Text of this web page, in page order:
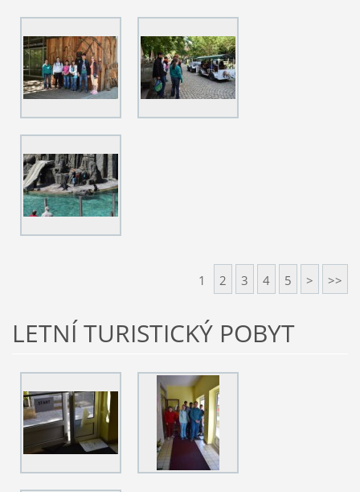
1 2 3 4 5 > >>
LETNÍ TURISTICKÝ POBYT